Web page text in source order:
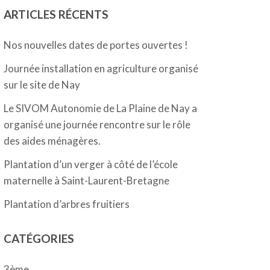
ARTICLES RÉCENTS
Nos nouvelles dates de portes ouvertes !
Journée installation en agriculture organisé
sur le site de Nay
Le SIVOM Autonomie de La Plaine de Nay a
organisé une journée rencontre sur le rôle
des aides ménagères.
Plantation d’un verger à côté de l’école
maternelle à Saint-Laurent-Bretagne
Plantation d’arbres fruitiers
CATÉGORIES